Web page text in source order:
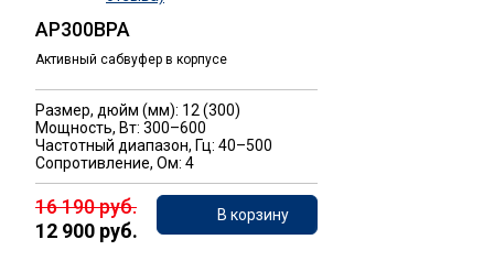
AP300BPA
Активный сабвуфер в корпусе
Размер, дюйм (мм): 12 (300)
Мощность, Вт: 300–600
Частотный диапазон, Гц: 40–500
Сопротивление, Ом: 4
16 190 руб.
12 900 руб.
В корзину